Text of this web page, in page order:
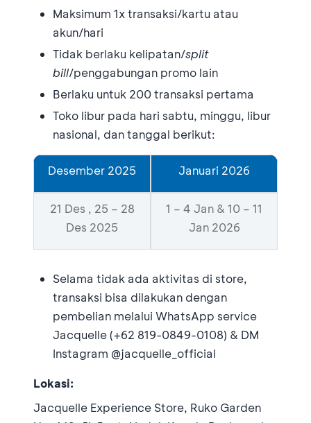
Maksimum 1x transaksi/kartu atau
akun/hari
Tidak berlaku kelipatan/split
bill/penggabungan promo lain
Berlaku untuk 200 transaksi pertama
Toko libur pada hari sabtu, minggu, libur
nasional, dan tanggal berikut:
Desember 2025 Januari 2026
21 Des , 25 – 28
Des 2025
1 – 4 Jan & 10 – 11
Jan 2026
Selama tidak ada aktivitas di store,
transaksi bisa dilakukan dengan
pembelian melalui WhatsApp service
Jacquelle (+62 819-0849-0108) & DM
Instagram @jacquelle_official
Lokasi:
Jacquelle Experience Store, Ruko Garden